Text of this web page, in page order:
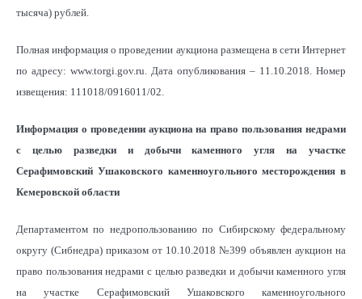
тысяча) рублей.
Полная информация о проведении аукциона размещена в сети Интернет
по адресу: www.torgi.gov.ru. Дата опубликования – 11.10.2018. Номер
извещения: 111018/0916011/02.
Информация о проведении аукциона на право пользования недрами
с целью разведки и добычи каменного угля на участке
Серафимовский Ушаковского каменноугольного месторождения в
Кемеровской области
Департаментом по недропользованию по Сибирскому федеральному
округу (Сибнедра) приказом от 10.10.2018 №399 объявлен аукцион на
право пользования недрами с целью разведки и добычи каменного угля
на участке Серафимовский Ушаковского каменноугольного